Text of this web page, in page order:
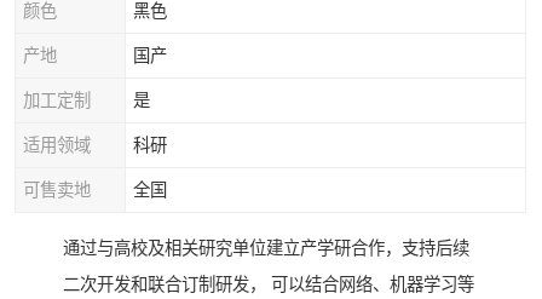
颜色 黑色
产地 国产
加工定制 是
适用领域 科研
可售卖地 全国
通过与高校及相关研究单位建立产学研合作，支持后续
二次开发和联合订制研发， 可以结合网络、机器学习等